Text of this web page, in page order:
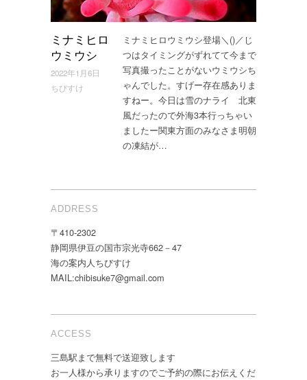
ミナミヒロ
ウミウシ
2022年1月6日
ちびすけ
ミナミヒロウミウシ登場＼()／じ
つはタイミングがずれてて今まで
写真撮ったことがないウミウシち
ゃんでした。すげー存在感ありま
すねー。今日は雪のナライ 北東
風だったので外海3本行っちゃい
ましたー関東方面のみなさま明朝
の凍結が…
ADDRESS
〒410-2302
静岡県伊豆の国市宗光寺662－47
海の案内人ちびすけ
MAIL:chibisuke7@gmail.com
ACCESS
三島駅まで無料で送迎致します
お一人様から承りますのでご予約の際にお伝えくだ